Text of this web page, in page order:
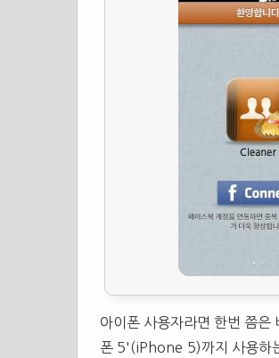
아이폰 사용자라면 한번 쯤
폰 5'(iPhone 5)까지 사용하